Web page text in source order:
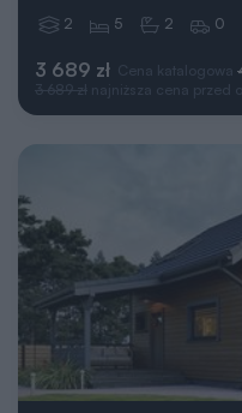
3 689 zł Cena katalogowa
3 689 zł najniższa cena przed
2 5 2 0